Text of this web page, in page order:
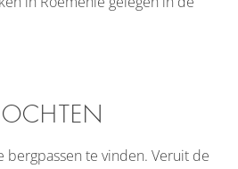
bergpassen te vinden. Veruit de